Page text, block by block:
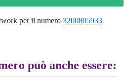
per il numero 3200805933
può anche essere: